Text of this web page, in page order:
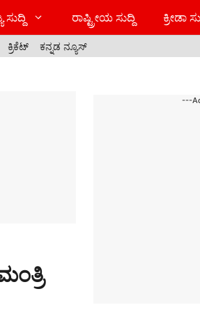
ಸುದ್ದಿ ರಾಷ್ಟ್ರೀಯ ಸುದ್ದಿ ಕ್ರೀಡಾ
ಕ್ರಿಕೆಟ್ ಕನ್ನಡ ನ್ಯೂಸ್
---